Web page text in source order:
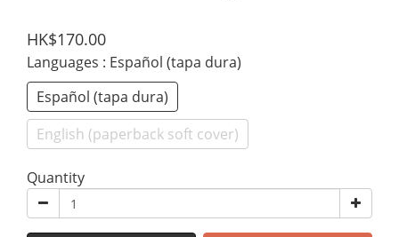
HK$170.00
Languages : Español (tapa dura)
Español (tapa dura)
English (paperback soft cover)
Quantity